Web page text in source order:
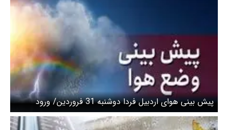
پیش بینی هوای اردبیل فردا دوشنبه 31 فروردین/ ورود
سامانه بارشی به استان